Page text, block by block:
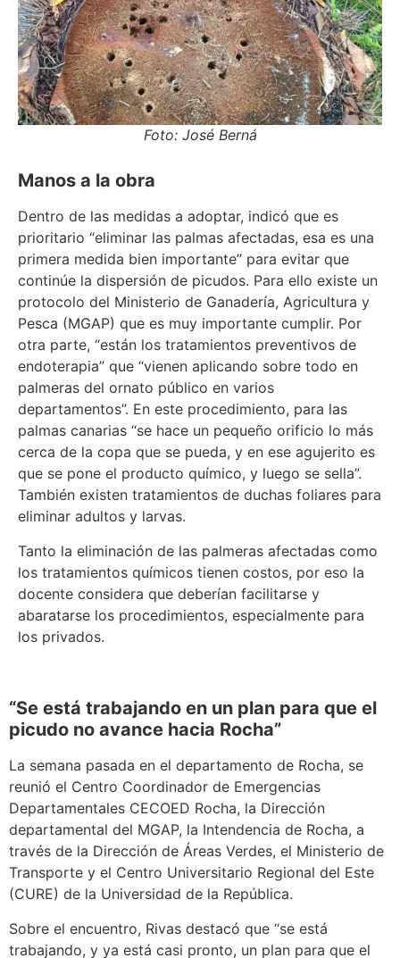
Foto: José Berná
Manos a la obra
Dentro de las medidas a adoptar, indicó que es
prioritario “eliminar las palmas afectadas, esa es una
primera medida bien importante” para evitar que
continúe la dispersión de picudos. Para ello existe un
protocolo del Ministerio de Ganadería, Agricultura y
Pesca (MGAP) que es muy importante cumplir. Por
otra parte, “están los tratamientos preventivos de
endoterapia” que “vienen aplicando sobre todo en
palmeras del ornato público en varios
departamentos”. En este procedimiento, para las
palmas canarias “se hace un pequeño orificio lo más
cerca de la copa que se pueda, y en ese agujerito es
que se pone el producto químico, y luego se sella”.
También existen tratamientos de duchas foliares para
eliminar adultos y larvas.
Tanto la eliminación de las palmeras afectadas como
los tratamientos químicos tienen costos, por eso la
docente considera que deberían facilitarse y
abaratarse los procedimientos, especialmente para
los privados.
“Se está trabajando en un plan para que el
picudo no avance hacia Rocha”
La semana pasada en el departamento de Rocha, se
reunió el Centro Coordinador de Emergencias
Departamentales CECOED Rocha, la Dirección
departamental del MGAP, la Intendencia de Rocha, a
través de la Dirección de Áreas Verdes, el Ministerio de
Transporte y el Centro Universitario Regional del Este
(CURE) de la Universidad de la República.
Sobre el encuentro, Rivas destacó que “se está
trabajando, y ya está casi pronto, un plan para que el